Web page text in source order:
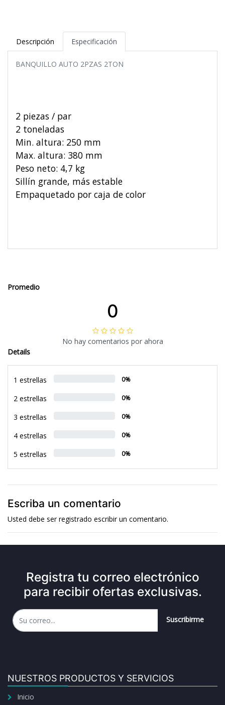
Descripción Especificación
BANQUILLO AUTO 2PZAS 2TON
2 piezas / par
2 toneladas
Min. altura: 250 mm
Max. altura: 380 mm
Peso neto: 4,7 kg
Sillín grande, más estable
Empaquetado por caja de color
Promedio
0
No hay comentarios por ahora
Details
1 estrellas 0%
2 estrellas 0%
3 estrellas 0%
4 estrellas 0%
5 estrellas 0%
Escriba un comentario
Usted debe serregistrado escribir un comentario.
Registra tu correo electrónico
para recibir ofertas exclusivas.
Suscribirme
NUESTROS PRODUCTOS Y SERVICIOS
Inicio